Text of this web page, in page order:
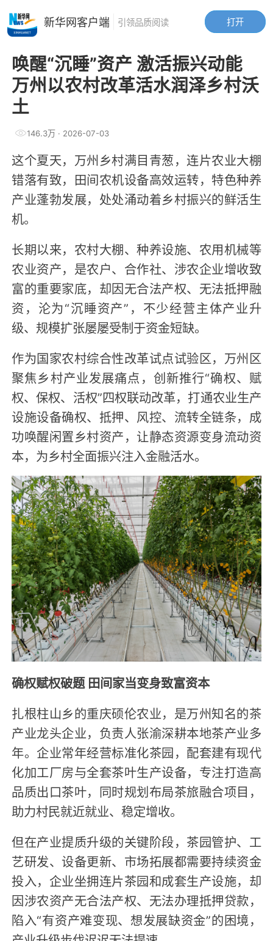
唤醒“沉睡”资产 激活振兴动能
万州以农村改革活水润泽乡村沃
土
146.3万· 2026-07-03
这个夏天，万州乡村满目青葱，连片农业大棚
错落有致，田间农机设备高效运转，特色种养
产业蓬勃发展，处处涌动着乡村振兴的鲜活生
机。
长期以来，农村大棚、种养设施、农用机械等
农业资产，是农户、合作社、涉农企业增收致
富的重要家底，却因无合法产权、无法抵押融
资，沦为“沉睡资产”，不少经营主体产业升
级、规模扩张屡屡受制于资金短缺。
作为国家农村综合性改革试点试验区，万州区
聚焦乡村产业发展痛点，创新推行“确权、赋
权、保权、活权”四权联动改革，打通农业生产
设施设备确权、抵押、风控、流转全链条，成
功唤醒闲置乡村资产，让静态资源变身流动资
本，为乡村全面振兴注入金融活水。
确权赋权破题 田间家当变身致富资本
扎根柱山乡的重庆硕伦农业，是万州知名的茶
产业龙头企业，负责人张渝深耕本地茶产业多
年。企业常年经营标准化茶园，配套建有现代
化加工厂房与全套茶叶生产设备，专注打造高
品质出口茶叶，同时规划布局茶旅融合项目，
助力村民就近就业、稳定增收。
但在产业提质升级的关键阶段，茶园管护、工
艺研发、设备更新、市场拓展都需要持续资金
投入，企业坐拥连片茶园和成套生产设施，却
因涉农资产无合法产权、无法办理抵押贷款，
陷入“有资产难变现、想发展缺资金”的困境，
打开
新华网客户端 引领品质阅读